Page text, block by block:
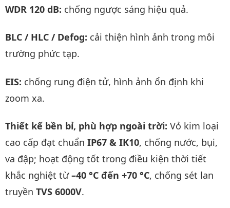
WDR 120 dB: chống ngược sáng hiệu quả.
BLC / HLC / Defog: cải thiện hình ảnh trong môi
trường phức tạp.
EIS: chống rung điện tử, hình ảnh ổn định khi
zoom xa.
Thiết kế bền bỉ, phù hợp ngoài trời: Vỏ kim loại
cao cấp đạt chuẩn IP67 & IK10, chống nước, bụi,
va đập; hoạt động tốt trong điều kiện thời tiết
khắc nghiệt từ–40 °C đến +70 °C, chống sét lan
truyền TVS 6000V.